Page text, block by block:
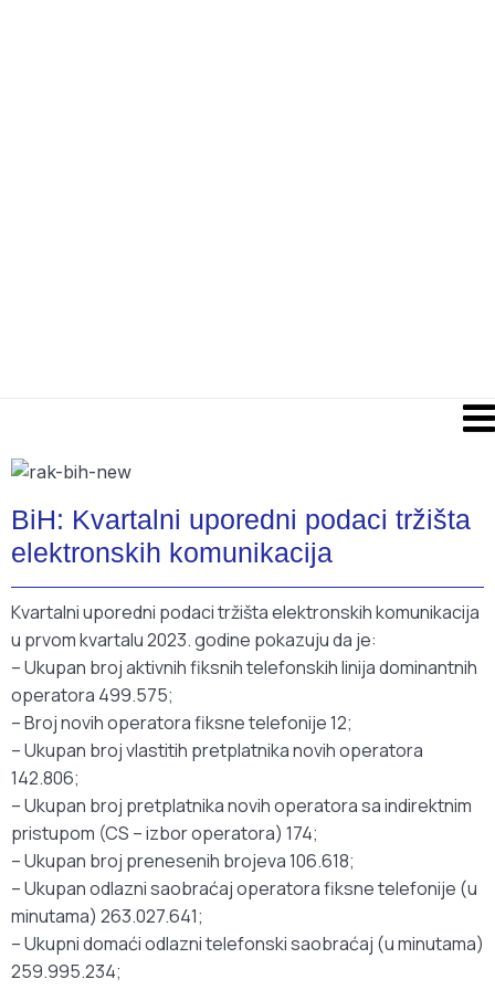
BiH: Kvartalni uporedni podaci tržišta
elektronskih komunikacija
Kvartalni uporedni podaci tržišta elektronskih komunikacija
u prvom kvartalu 2023. godine pokazuju da je:
–Ukupan broj aktivnih fiksnih telefonskih linija dominantnih
operatora 499.575;
–Broj novih operatora fiksne telefonije 12;
–Ukupan broj vlastitih pretplatnika novih operatora
142.806;
–Ukupan broj pretplatnika novih operatora sa indirektnim
pristupom (CS – izbor operatora) 174;
–Ukupan broj prenesenih brojeva 106.618;
–Ukupan odlazni saobraćaj operatora fiksne telefonije (u
minutama) 263.027.641;
–Ukupni domaći odlazni telefonski saobraćaj (u minutama)
259.995.234;